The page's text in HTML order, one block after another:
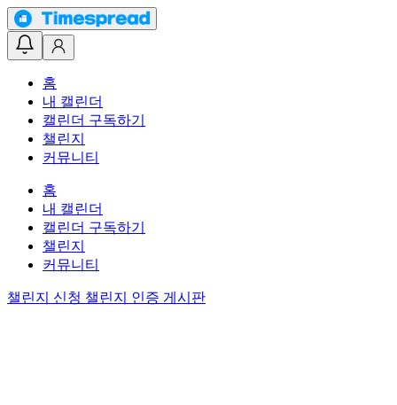
홈
내 캘린더
캘린더 구독하기
챌린지
커뮤니티
홈
내 캘린더
캘린더 구독하기
챌린지
커뮤니티
챌린지 신청 챌린지 인증 게시판